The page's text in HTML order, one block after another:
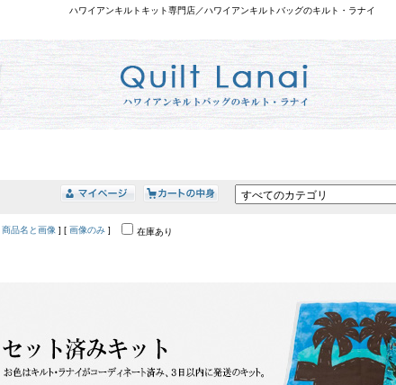
ハワイアンキルトキット専門店／ハワイアンキルトバッグのキルト・ラナイ
商品名と画像 ] [ 画像のみ ] 在庫あり